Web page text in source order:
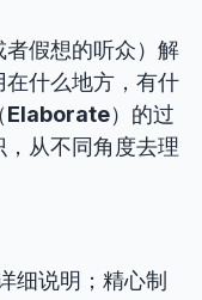
假想的听众）解
什么地方，有什
Elaborate）的过
从不同角度去理
细说明；精心制